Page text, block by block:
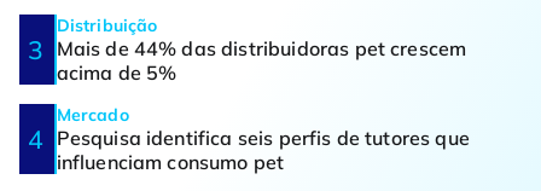
Distribuição
Mais de 44% das distribuidoras pet crescem
acima de 5%
Mercado
Pesquisa identifica seis perfis de tutores que
influenciam consumo pet